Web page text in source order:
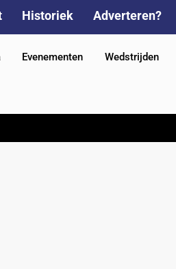
Historiek Adverteren?
Evenementen Wedstrijden